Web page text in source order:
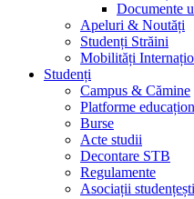
Documente
Apeluri & Noutăți
Studenți Străini
Mobilități
Studenți
Campus & Cămine
Platforme
Burse
Acte studii
Decontare STB
Regulamente
Asociații studențești